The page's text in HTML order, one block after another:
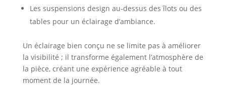
Les suspensions design au-dessus des îlots ou des
tables pour un éclairage d’ambiance.
Un éclairage bien conçu ne se limite pas à améliorer
la visibilité ; il transforme également l’atmosphère de
la pièce, créant une expérience agréable à tout
moment de la journée.